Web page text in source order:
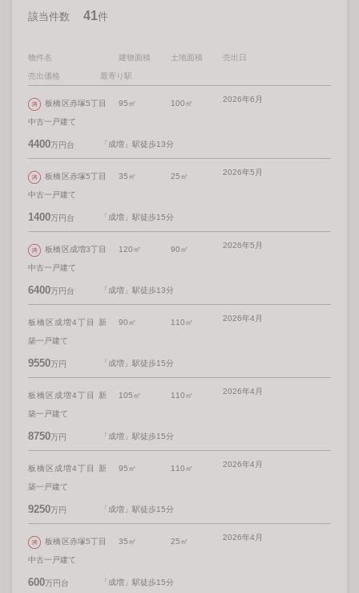
該当件数 41件
物件名 売出日
売出価格
建物面積 土地面積
最寄り駅
板橋区赤塚5丁目
中古一戸建て
2026年6月
4400万円台
95㎡ 100㎡
「成増」駅徒歩13分
板橋区赤塚5丁目
中古一戸建て
2026年5月
1400万円台
35㎡ 25㎡
「成増」駅徒歩15分
板橋区成増3丁目
中古一戸建て
2026年5月
6400万円台
120㎡ 90㎡
「成増」駅徒歩13分
板橋区成増4丁目 新
築一戸建て
2026年4月
9550万円
90㎡ 110㎡
「成増」駅徒歩15分
板橋区成増4丁目 新
築一戸建て
2026年4月
8750万円
105㎡ 110㎡
「成増」駅徒歩15分
板橋区成増4丁目 新
築一戸建て
2026年4月
9250万円
95㎡ 110㎡
「成増」駅徒歩15分
板橋区赤塚5丁目
中古一戸建て
2026年4月
600万円台
35㎡ 25㎡
「成増」駅徒歩15分